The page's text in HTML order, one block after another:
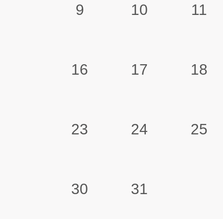
9 10 11
16 17 18
23 24 25
30 31